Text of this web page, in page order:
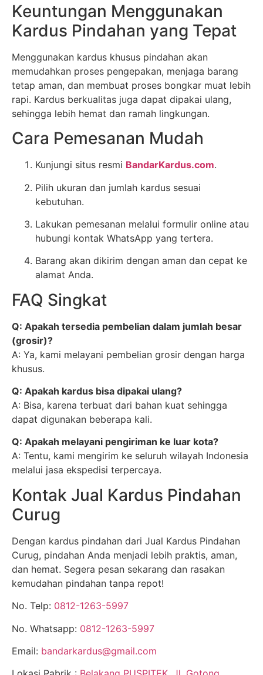
Keuntungan Menggunakan
Kardus Pindahan yang Tepat
Menggunakan kardus khusus pindahan akan
memudahkan proses pengepakan, menjaga barang
tetap aman, dan membuat proses bongkar muat lebih
rapi. Kardus berkualitas juga dapat dipakai ulang,
sehingga lebih hemat dan ramah lingkungan.
Cara Pemesanan Mudah
Kunjungi situs resmi BandarKardus.com.
Pilih ukuran dan jumlah kardus sesuai
kebutuhan.
Lakukan pemesanan melalui formulir online atau
hubungi kontak WhatsApp yang tertera.
Barang akan dikirim dengan aman dan cepat ke
alamat Anda.
FAQ Singkat
Q: Apakah tersedia pembelian dalam jumlah besar
(grosir)?
A: Ya, kami melayani pembelian grosir dengan harga
khusus.
Q: Apakah kardus bisa dipakai ulang?
A: Bisa, karena terbuat dari bahan kuat sehingga
dapat digunakan beberapa kali.
Q: Apakah melayani pengiriman ke luar kota?
A: Tentu, kami mengirim ke seluruh wilayah Indonesia
melalui jasa ekspedisi terpercaya.
Kontak Jual Kardus Pindahan
Curug
Dengan kardus pindahan dari Jual Kardus Pindahan
Curug, pindahan Anda menjadi lebih praktis, aman,
dan hemat. Segera pesan sekarang dan rasakan
kemudahan pindahan tanpa repot!
No. Telp: 0812-1263-5997
No. Whatsapp: 0812-1263-5997
Email: bandarkardus@gmail.com